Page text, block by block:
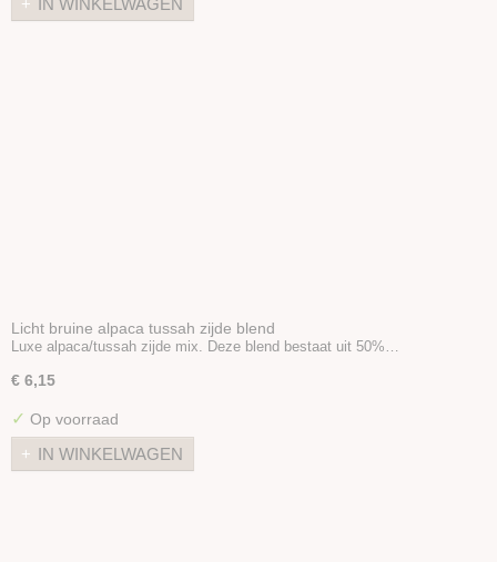
Tweed Merino / Viscose mix
IN WINKELWAGEN
Licht bruine alpaca tussah zijde blend
Luxe alpaca/tussah zijde mix. Deze blend bestaat uit 50%…
€ 6,15
✓ Op voorraad
IN WINKELWAGEN